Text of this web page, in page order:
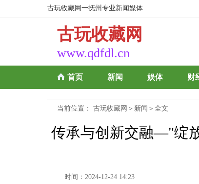
古玩收藏网一抚州专业新闻媒体
古玩收藏网
www.qdfdl.cn
首页 新闻 娱体 财
当前位置： 古玩收藏网 ＞ 新闻 ＞全文
传承与创新交融—"绽
时间：2024-12-24 14:23